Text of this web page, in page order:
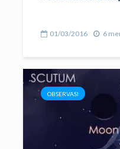
01/03/2016 6
OBSERVASI